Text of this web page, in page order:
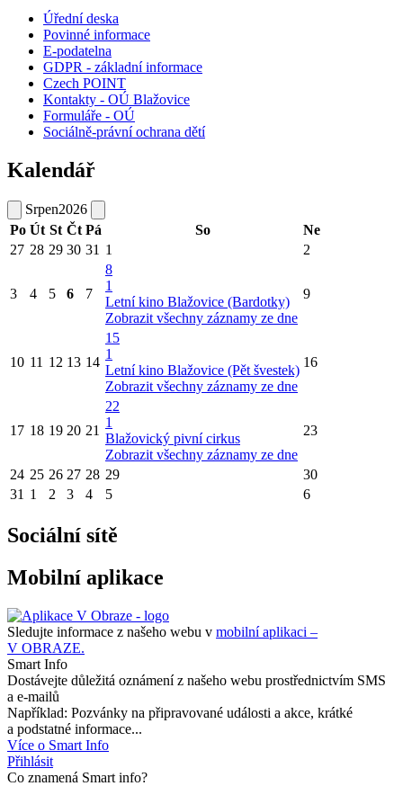
Úřední deska
Povinné informace
E-podatelna
GDPR - základní informace
Czech POINT
Kontakty - OÚ Blažovice
Formuláře - OÚ
Sociálně-právní ochrana dětí
Kalendář
Srpen2026
Po Út St Čt Pá So
Ne
27 28 29 30 31 1 2
3 4 5 6 7
8
1
Letní kino Blažovice (Bardotky)
Zobrazit všechny záznamy ze dne
9
10 11 12 13 14
15
1
Letní kino Blažovice (Pět švestek)
Zobrazit všechny záznamy ze dne
16
17 18 19 20 21
22
1
Blažovický pivní cirkus
Zobrazit všechny záznamy ze dne
23
24 25 26 27 28 29
30
31 1 2 3 4 5 6
Sociální sítě
Mobilní aplikace
Sledujte informace z našeho webu v mobilní aplikaci –
V OBRAZE.
Smart Info
Dostávejte důležitá oznámení z našeho webu prostřednictvím SMS
a e-mailů
Například: Pozvánky na připravované události a akce, krátké
a podstatné informace...
Více o Smart Info
Přihlásit
Co znamená Smart info?